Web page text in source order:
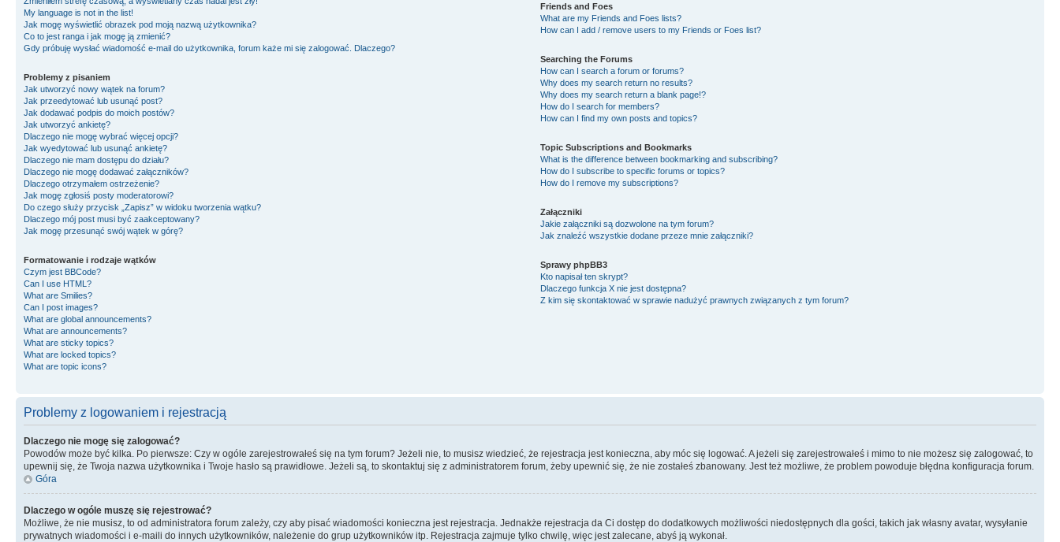
My language is not in the list!
Jak mogę wyświetlić obrazek pod moją nazwą użytkownika?
Co to jest ranga i jak mogę ją zmienić?
Gdy próbuję wysłać wiadomość e-mail do użytkownika, forum każe mi się zalogować. Dlaczego?
Problemy z pisaniem
Jak utworzyć nowy wątek na forum?
Jak przeedytować lub usunąć post?
Jak dodawać podpis do moich postów?
Jak utworzyć ankietę?
Dlaczego nie mogę wybrać więcej opcji?
Jak wyedytować lub usunąć ankietę?
Dlaczego nie mam dostępu do działu?
Dlaczego nie mogę dodawać załączników?
Dlaczego otrzymałem ostrzeżenie?
Jak mogę zgłosiś posty moderatorowi?
Do czego służy przycisk „Zapisz” w widoku tworzenia wątku?
Dlaczego mój post musi być zaakceptowany?
Jak mogę przesunąć swój wątek w górę?
Formatowanie i rodzaje wątków
Czym jest BBCode?
Can I use HTML?
What are Smilies?
Can I post images?
What are global announcements?
What are announcements?
What are sticky topics?
What are locked topics?
What are topic icons?
Friends and Foes
What are my Friends and Foes lists?
How can I add / remove users to my Friends or Foes list?
Searching the Forums
How can I search a forum or forums?
Why does my search return no results?
Why does my search return a blank page!?
How do I search for members?
How can I find my own posts and topics?
Topic Subscriptions and Bookmarks
What is the difference between bookmarking and subscribing?
How do I subscribe to specific forums or topics?
How do I remove my subscriptions?
Załączniki
Jakie załączniki są dozwolone na tym forum?
Jak znaleźć wszystkie dodane przeze mnie załączniki?
Sprawy phpBB3
Kto napisał ten skrypt?
Dlaczego funkcja X nie jest dostępna?
Z kim się skontaktować w sprawie nadużyć prawnych związanych z tym forum?
Problemy z logowaniem i rejestracją
Dlaczego nie mogę się zalogować?
Powodów może być kilka. Po pierwsze: Czy w ogóle zarejestrowałeś się na tym forum? Jeżeli nie, to musisz wiedzieć, że rejestracja jest konieczna, aby móc się logować. A jeżeli się zarejestrowałeś i mimo to nie możesz się zalogować, to
upewnij się, że Twoja nazwa użytkownika i Twoje hasło są prawidłowe. Jeżeli są, to skontaktuj się z administratorem forum, żeby upewnić się, że nie zostałeś zbanowany. Jest też możliwe, że problem powoduje błędna konfiguracja forum.
Góra
Dlaczego w ogóle muszę się rejestrować?
Możliwe, że nie musisz, to od administratora forum zależy, czy aby pisać wiadomości konieczna jest rejestracja. Jednakże rejestracja da Ci dostęp do dodatkowych możliwości niedostępnych dla gości, takich jak własny avatar, wysyłanie
prywatnych wiadomości i e-maili do innych użytkowników, należenie do grup użytkowników itp. Rejestracja zajmuje tylko chwilę, więc jest zalecane, abyś ją wykonał.